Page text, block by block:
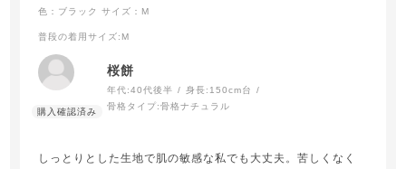
色：ブラック サイズ：M
普段の着用サイズ:M
桜餅
年代:40代後半 身長: 150cm台
骨格タイプ:骨格ナチュラル
しっとりとした生地で肌の敏感な私でも大丈夫。苦しくなく